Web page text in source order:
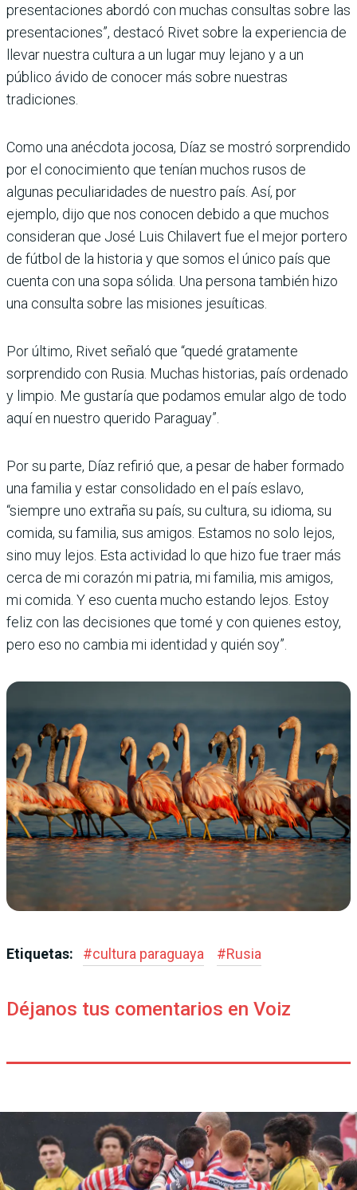
presentaciones abordó con muchas consultas sobre las
presentaciones”, destacó Rivet sobre la experiencia de
llevar nuestra cultura a un lugar muy lejano y a un
público ávido de conocer más sobre nuestras
tradiciones.
Como una anécdota jocosa, Díaz se mostró sorprendido
por el conocimiento que tenían muchos rusos de
algunas peculiaridades de nuestro país. Así, por
ejemplo, dijo que nos conocen debido a que muchos
consideran que José Luis Chilavert fue el mejor portero
de fútbol de la historia y que somos el único país que
cuenta con una sopa sólida. Una persona también hizo
una consulta sobre las misiones jesuíticas.
Por último, Rivet señaló que “quedé gratamente
sorprendido con Rusia. Muchas historias, país ordenado
y limpio. Me gustaría que podamos emular algo de todo
aquí en nuestro querido Paraguay”.
Por su parte, Díaz refirió que, a pesar de haber formado
una familia y estar consolidado en el país eslavo,
“siempre uno extraña su país, su cultura, su idioma, su
comida, su familia, sus amigos. Estamos no solo lejos,
sino muy lejos. Esta actividad lo que hizo fue traer más
cerca de mi corazón mi patria, mi familia, mis amigos,
mi comida. Y eso cuenta mucho estando lejos. Estoy
feliz con las decisiones que tomé y con quienes estoy,
pero eso no cambia mi identidad y quién soy”.
Etiquetas: #cultura paraguaya #Rusia
Déjanos tus comentarios en Voiz